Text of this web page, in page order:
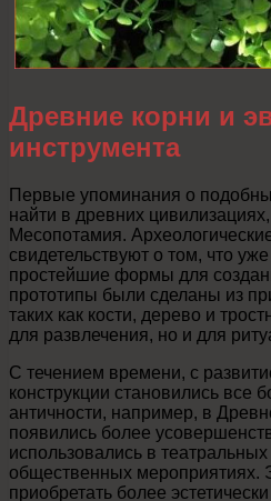
Древние корни и
инструмента
Первые упоминания о
найти в древних цивилизациях,
Месопотамия.
свидетельствуют о том, что
простейшие формы для
прототипы были сделаны из
таких как кости, дерево и
для развлечения, но и для
С течением времени, с
конструкции становились все
античности, например, в
появились более
использовались в
общественных мероприятиях.
приобретать более